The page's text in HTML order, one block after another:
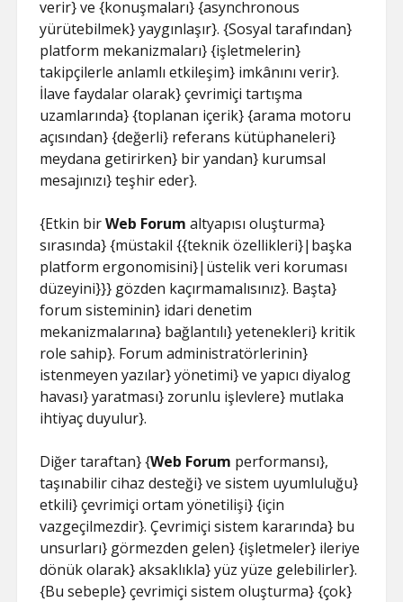
verir} ve {konuşmaları} {asynchronous
yürütebilmek} yaygınlaşır}. {Sosyal tarafından}
platform mekanizmaları} {işletmelerin}
takipçilerle anlamlı etkileşim} imkânını verir}.
İlave faydalar olarak} çevrimiçi tartışma
uzamlarında} {toplanan içerik} {arama motoru
açısından} {değerli} referans kütüphaneleri}
meydana getirirken} bir yandan} kurumsal
mesajınızı} teşhir eder}.
{Etkin birWeb Forum altyapısı oluşturma}
sırasında} {müstakil {{teknik özellikleri}|başka
platform ergonomisini}|üstelik veri koruması
düzeyini}}} gözden kaçırmamalısınız}. Başta}
forum sisteminin} idari denetim
mekanizmalarına} bağlantılı} yetenekleri} kritik
role sahip}. Forum administratörlerinin}
istenmeyen yazılar} yönetimi} ve yapıcı diyalog
havası} yaratması} zorunlu işlevlere} mutlaka
ihtiyaç duyulur}.
Diğer taraftan} {Web Forum performansı},
taşınabilir cihaz desteği} ve sistem uyumluluğu}
etkili} çevrimiçi ortam yönetilişi} {için
vazgeçilmezdir}. Çevrimiçi sistem kararında} bu
unsurları} görmezden gelen} {işletmeler} ileriye
dönük olarak} aksaklıkla} yüz yüze gelebilirler}.
{Bu sebeple} çevrimiçi sistem oluşturma} {çok}